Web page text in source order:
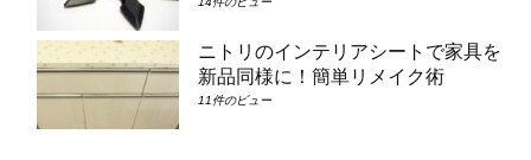
ニトリのインテリアシートで家具を
新品同様に！簡単リメイク術
11件のビュー